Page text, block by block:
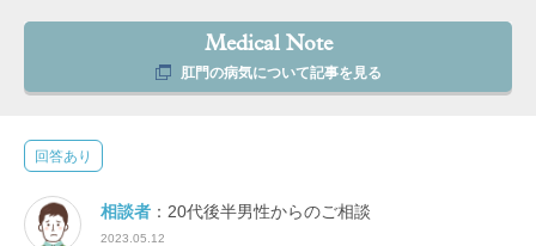
Medical Note
肛門の病気について記事を見る
回答あり
相談者 ：20代後半男性からのご相談
2023.05.12